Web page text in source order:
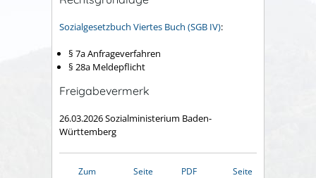
Sozialgesetzbuch Viertes Buch (SGB IV):
§ 7a Anfrageverfahren
§ 28a Meldepflicht
Freigabevermerk
26.03.2026Sozialministerium Baden-
Württemberg
Zum
Seite
PDF
Seite